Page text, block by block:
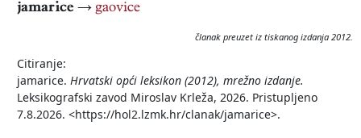
jamarice → gaovice
članak preuzet iz tiskanog izdanja 2012.
Citiranje:
jamarice. Hrvatski opći leksikon (2012), mrežno izdanje.
Leksikografski zavod Miroslav Krleža, 2026. Pristupljeno
7.8.2026. <https://hol2.lzmk.hr/clanak/jamarice>.